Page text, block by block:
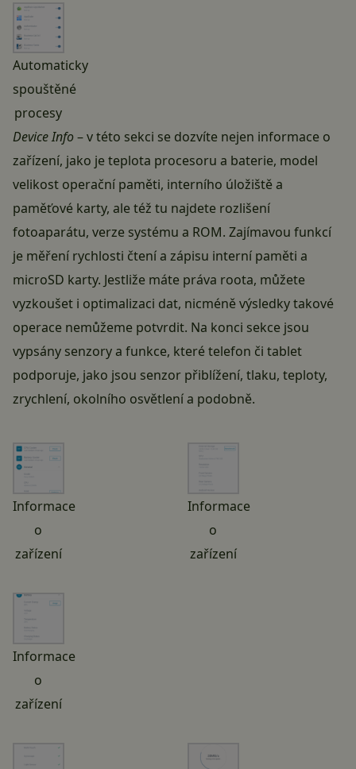
Automaticky
spouštěné
procesy
Device Info– v této sekci se dozvíte nejen informace o
zařízení, jako je teplota procesoru a baterie, model
velikost operační paměti, interního úložiště a
paměťové karty, ale též tu najdete rozlišení
fotoaparátu, verze systému a ROM. Zajímavou funkcí
je měření rychlosti čtení a zápisu interní paměti a
microSD karty. Jestliže máte práva roota, můžete
vyzkoušet i optimalizaci dat, nicméně výsledky takové
operace nemůžeme potvrdit. Na konci sekce jsou
vypsány senzory a funkce, které telefon či tablet
podporuje, jako jsou senzor přiblížení, tlaku, teploty,
zrychlení, okolního osvětlení a podobně.
Informace
o
zařízení
Informace
o
zařízení
Informace
o
zařízení